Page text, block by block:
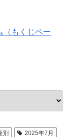
（もくじペー
別
2025年7月